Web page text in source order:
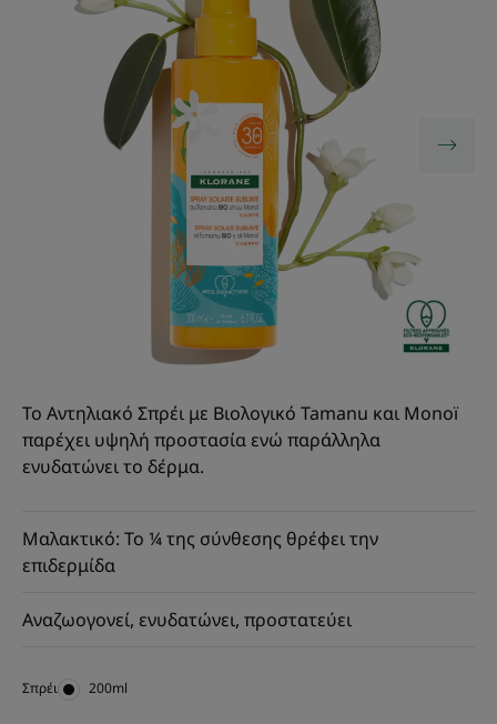
Το Αντηλιακό Σπρέι με Βιολογικό Tamanu και Monoï
παρέχει υψηλή προστασία ενώ παράλληλα
ενυδατώνει το δέρμα.
Μαλακτικό: Το ¼ της σύνθεσης θρέφει την
επιδερμίδα
Αναζωογονεί, ενυδατώνει, προστατεύει
Σπρέι Σπρέι
200ml